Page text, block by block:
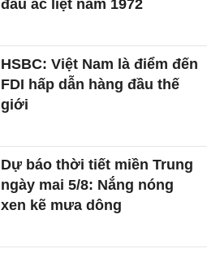
đấu ác liệt năm 1972
HSBC: Việt Nam là điểm đến
FDI hấp dẫn hàng đầu thế
giới
Dự báo thời tiết miền Trung
ngày mai 5/8: Nắng nóng
xen kẽ mưa dông